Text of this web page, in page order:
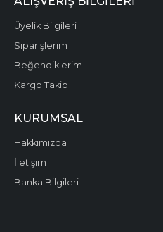
Üyelik Bilgileri
Siparişlerim
Beğendiklerim
Kargo Takip
KURUMSAL
Hakkımızda
İletişim
Banka Bilgileri